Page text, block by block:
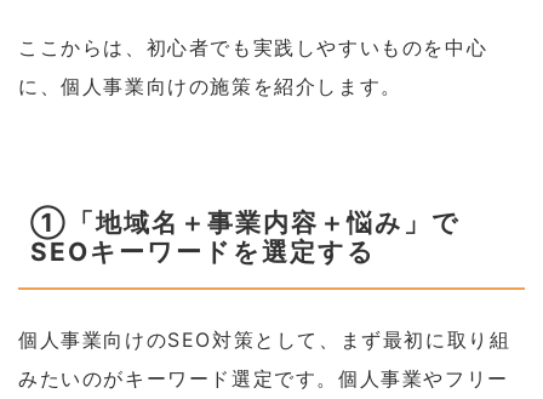
ここからは、初心者でも実践しやすいものを中心
に、個人事業向けの施策を紹介します。
①「地域名＋事業内容＋悩み」で
SEOキーワードを選定する
個人事業向けのSEO対策として、まず最初に取り組
みたいのがキーワード選定です。個人事業やフリー